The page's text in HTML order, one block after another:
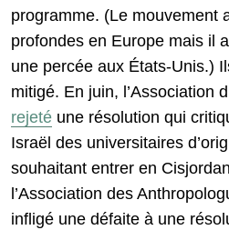
programme. (Le mouvement
profondes en Europe mais il
une percée aux États-Unis.)
mitigé. En juin, l’Association
rejeté une résolution qui
Israël des universitaires
souhaitant entrer en
l’Association des
infligé une défaite à une